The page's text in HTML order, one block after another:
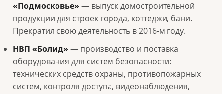
«Подмосковье» — выпуск домостроительной
продукции для строек города, коттеджи, бани.
Прекратил свою деятельность в 2016-м году.
НВП «Болид» — производство и поставка
оборудования для систем безопасности:
технических средств охраны, противопожарных
систем, контроля доступа, видеонаблюдения,